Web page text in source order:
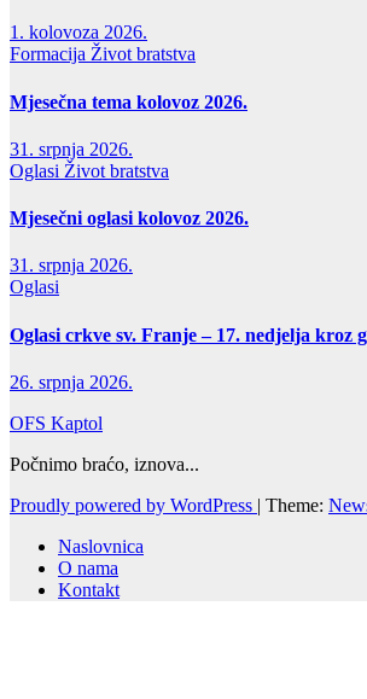
1. kolovoza 2026.
Formacija Život bratstva
Mjesečna tema kolovoz 2026.
31. srpnja 2026.
Oglasi Život bratstva
Mjesečni oglasi kolovoz 2026.
31. srpnja 2026.
Oglasi
Oglasi crkve sv. Franje – 17. nedjelja kroz
26. srpnja 2026.
OFS Kaptol
Počnimo braćo, iznova...
Proudly powered by WordPress | Theme:
Naslovnica
O nama
Kontakt